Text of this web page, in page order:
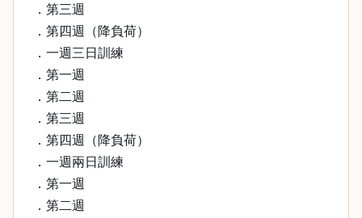
．第三週
．第四週（降負荷）
．一週三日訓練
．第一週
．第二週
．第三週
．第四週（降負荷）
．一週兩日訓練
．第一週
．第二週